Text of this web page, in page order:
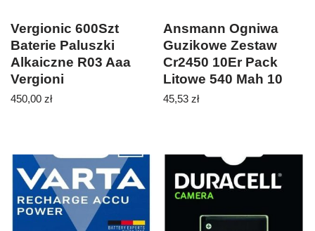
Vergionic 600Szt
Baterie Paluszki
Alkaiczne R03 Aaa
Vergioni
450,00 zł
Ansmann Ogniwa
Guzikowe Zestaw
Cr2450 10Er Pack
Litowe 540 Mah 10
Szt.
45,53zł